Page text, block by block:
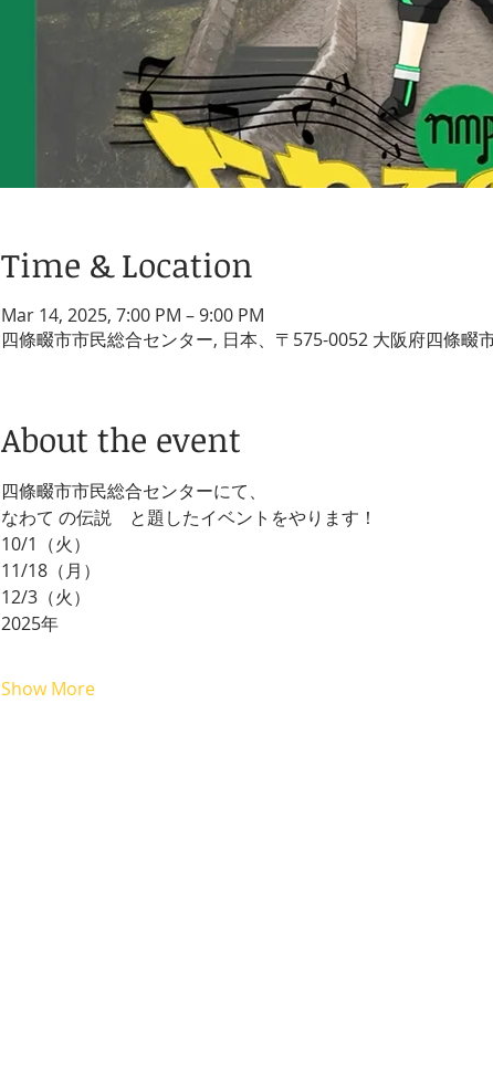
Time & Location
Mar 14, 2025, 7:00 PM – 9:00 PM
四條畷市市民総合センター, 日本、〒575-0052 大阪府四條畷
About the event
四條畷市市民総合センターにて、
なわて の伝説　と題したイベントをやります！
10/1（火）
11/18（月）
12/3（火）
2025年
Show More